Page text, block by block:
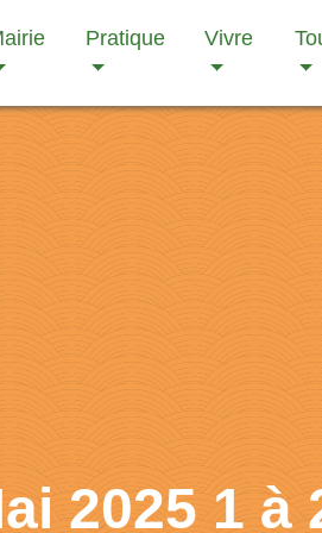
Pratique Vivre
2025 1 à